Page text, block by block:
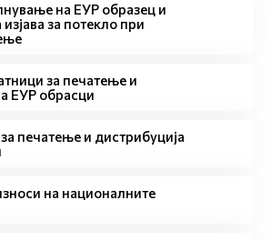
на ЕУР образец и
за потекло при
за печатење и
ЕУР обрасци
печатење и дистрибуција
на националните